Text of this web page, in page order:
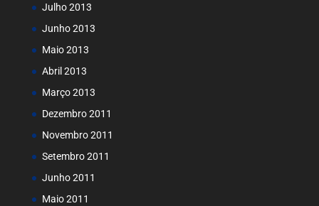
Julho 2013
Junho 2013
Maio 2013
Abril 2013
Março 2013
Dezembro 2011
Novembro 2011
Setembro 2011
Junho 2011
Maio 2011